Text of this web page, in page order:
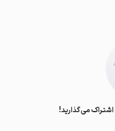
اشتراک می‌گذارید!